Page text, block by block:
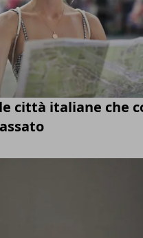
città italiane che